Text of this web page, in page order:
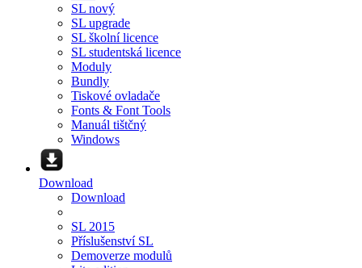
SL nový
SL upgrade
SL školní licence
SL studentská licence
Moduly
Bundly
Tiskové ovladače
Fonts & Font Tools
Manuál tištčný
Windows
Download
Download
SL 2015
Příslušenství SL
Demoverze modulů